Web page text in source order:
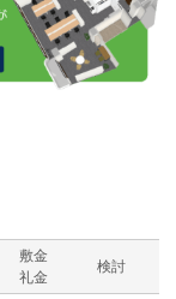
敷金
礼金
検討